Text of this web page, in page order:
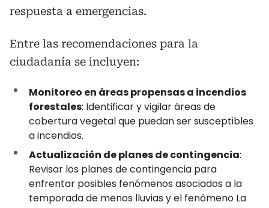
respuesta a emergencias.
Entre las recomendaciones para la
ciudadanía se incluyen:
Monitoreo en áreas propensas a incendios
forestales: Identificar y vigilar áreas de
cobertura vegetal que puedan ser susceptibles
a incendios.
Actualización de planes de contingencia:
Revisar los planes de contingencia para
enfrentar posibles fenómenos asociados a la
temporada de menos lluvias y el fenómeno La